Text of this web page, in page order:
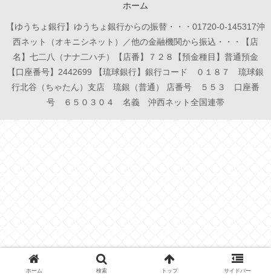
ホーム
【ゆうちょ銀行】ゆうちょ銀行からの振替・・・01720-0-145317沖
西ネット（オキニシネット）／他の金融機関から振込・・・【店
名】七二八（ナナ二ハチ）【店番】７２８【預金種目】普通預金
【口座番号】2442699 【琉球銀行】銀行コード ０１８７ 琉球銀
行北谷（ちゃたん）支店 琉銀（普通） 店番号 ５５３ 口座番
号 ６５０３０４ 名義 沖西ネット全国連帯
ホーム 検索 トップ サイドバー